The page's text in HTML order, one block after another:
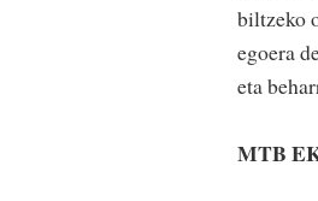
biltzeko
egoera
eta
MTB